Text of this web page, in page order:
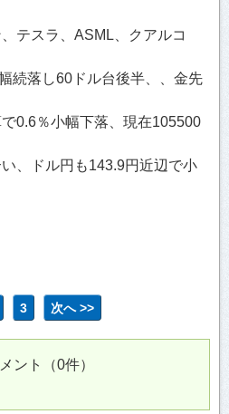
テスラ、ASML、クアルコ
続落し60ドル台後半、、金先
0.6％小幅下落、現在105500
、ドル円も143.9円近辺で小
3 次へ >>
ント（0件）